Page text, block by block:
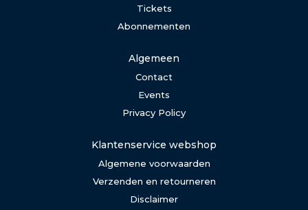
Tickets
Abonnementen
Algemeen
Contact
Events
Privacy Policy
Klantenservice webshop
Algemene voorwaarden
Verzenden en retourneren
Disclaimer